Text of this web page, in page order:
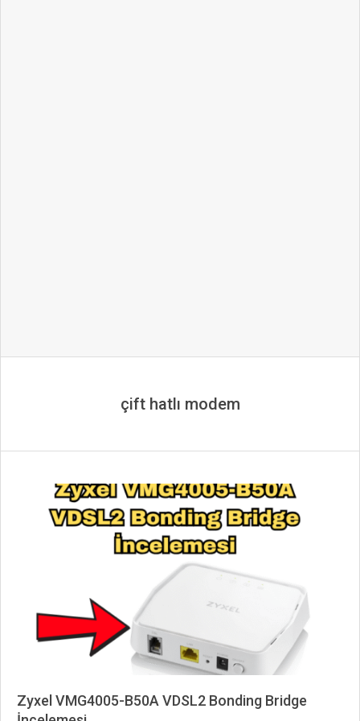
çift hatlı modem
Zyxel VMG4005-B50A VDSL2 Bonding Bridge